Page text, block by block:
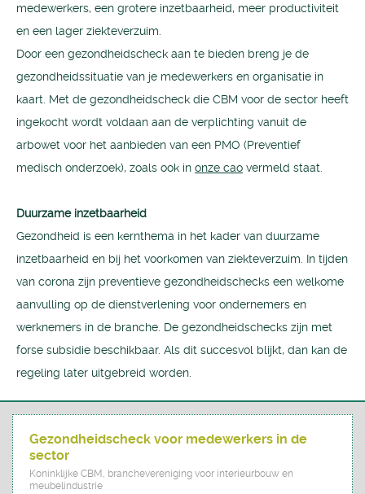
medewerkers, een grotere inzetbaarheid, meer productiviteit
en een lager ziekteverzuim.
Door een gezondheidscheck aan te bieden breng je de
gezondheidssituatie van je medewerkers en organisatie in
kaart. Met de gezondheidscheck die CBM voor de sector heeft
ingekocht wordt voldaan aan de verplichting vanuit de
arbowet voor het aanbieden van een PMO (Preventief
medisch onderzoek), zoals ook in onze cao vermeld staat.
Duurzame inzetbaarheid
Gezondheid is een kernthema in het kader van duurzame
inzetbaarheid en bij het voorkomen van ziekteverzuim. In tijden
van corona zijn preventieve gezondheidschecks een welkome
aanvulling op de dienstverlening voor ondernemers en
werknemers in de branche. De gezondheidschecks zijn met
forse subsidie beschikbaar. Als dit succesvol blijkt, dan kan de
regeling later uitgebreid worden.
Gezondheidscheck voor medewerkers in de
sector
Koninklijke CBM, branchevereniging voor interieurbouw en
meubelindustrie